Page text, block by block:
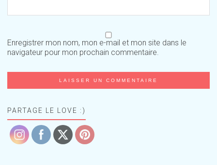
Enregistrer mon nom, mon e-mail et mon site dans le
navigateur pour mon prochain commentaire.
PARTAGE LE LOVE :)